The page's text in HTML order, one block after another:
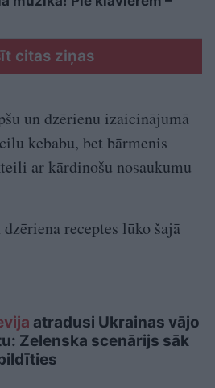
citas ziņas
un dzērienu izaicinājumā
kebabu, bet bārmenis
ar kārdinošu nosaukumu
receptes lūko šajā
atradusi Ukrainas vājo
Zelenska scenārijs sāk